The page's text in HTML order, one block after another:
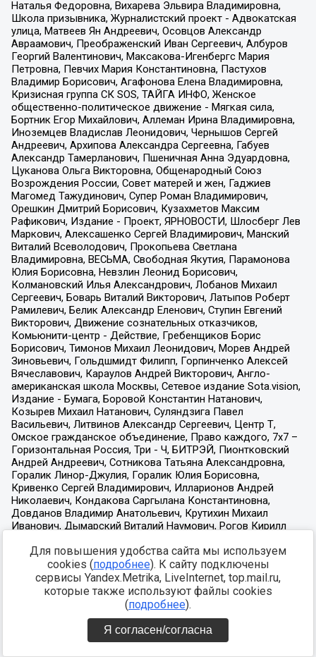
Для повышения удобства сайта мы используем
cookies (подробнее). К сайту подключены
сервисы Yandex.Metrika, LiveInternet, top.mail.ru,
которые также используют файлы cookies
(подробнее).
Я согласен/согласна